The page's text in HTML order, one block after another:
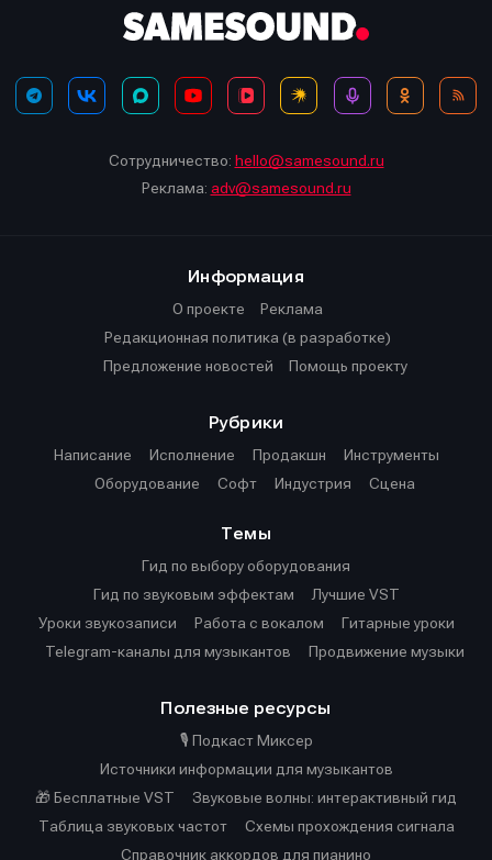
Сотрудничество: hello@samesound.ru
Реклама: adv@samesound.ru
Информация
О проекте
Реклама
Редакционная политика (в разработке)
Предложение новостей
Помощь проекту
Рубрики
Написание
Исполнение Продакшн
Инструменты
Оборудование
Софт Индустрия Сцена
Темы
Гид по выбору оборудования
Гид по звуковым эффектам
Лучшие VST
Уроки звукозаписи
Работа с вокалом
Гитарные уроки
Telegram-каналы для музыкантов
Продвижение музыки
Полезные ресурсы
🎙️ Подкаст Миксер
Источники информации для музыкантов
🎁 Бесплатные VST
Звуковые волны: интерактивный гид
Таблица звуковых частот
Cхемы прохождения сигнала
Справочник аккордов для пианино